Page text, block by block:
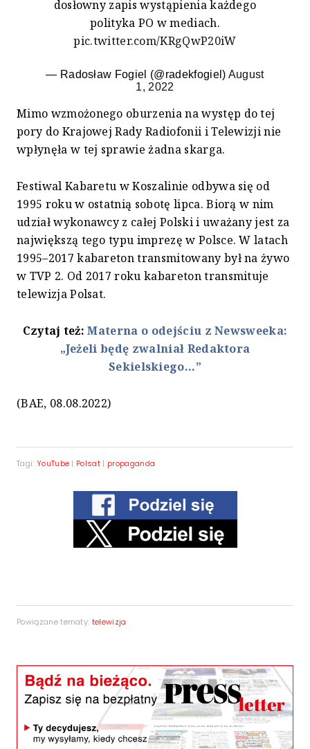
dosłowny zapis wystąpienia każdego
polityka PO w mediach.
pic.twitter.com/KRgQwP20iW
— Radosław Fogiel (@radekfogiel) August
1, 2022
Mimo wzmożonego oburzenia na występ do tej
pory do Krajowej Rady Radiofonii i Telewizji nie
wpłynęła w tej sprawie żadna skarga.
Festiwal Kabaretu w Koszalinie odbywa się od
1995 roku w ostatnią sobotę lipca. Biorą w nim
udział wykonawcy z całej Polski i uważany jest za
największą tego typu imprezę w Polsce. W latach
1995–2017 kabareton transmitowany był na żywo
w TVP 2. Od 2017 roku kabareton transmituje
telewizja Polsat.
Czytaj też:Materna o odejściu z Newsweeka:
„Jeżeli będę zwalniał Redaktora
Sekielskiego...”
(BAE, 08.08.2022)
Tagi: YouTube | Polsat | propaganda
Powiązane tematy: telewizja